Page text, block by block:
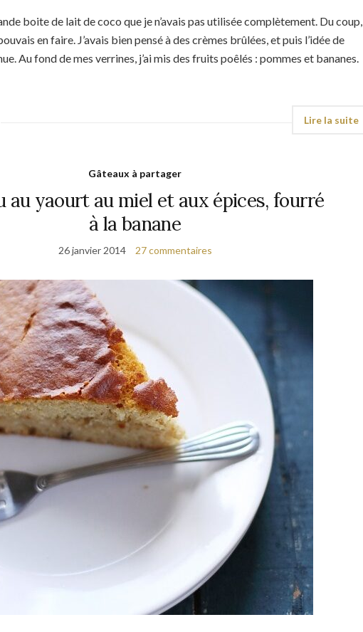
boite de lait de coco que je n’avais pas utilisée complètement. Du coup,
en faire. J’avais bien pensé à des crèmes brûlées, et puis l’idée de
Au fond de mes verrines, j’ai mis des fruits poêlés : pommes et bananes.
Gâteaux à partager
au yaourt au miel et aux épices, fourré
à la banane
26 janvier 2014 27 commentaires